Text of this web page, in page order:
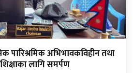
पारिश्रमिक अभिभावकविहीन तथा
लागि समर्पण